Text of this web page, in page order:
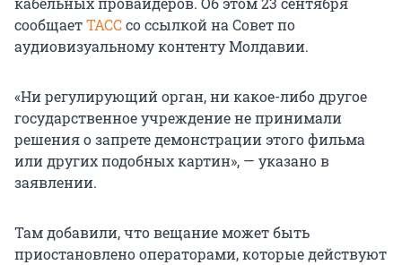
сообщаетТАССсо ссылкой на Совет по
аудиовизуальному контенту Молдавии.
«Ни регулирующий орган, ни какое-либо другое
государственное учреждение не принимали
решения о запрете демонстрации этого фильма
или других подобных картин», — указано в
заявлении.
Там добавили, что вещание может быть
приостановлено операторами, которые действуют